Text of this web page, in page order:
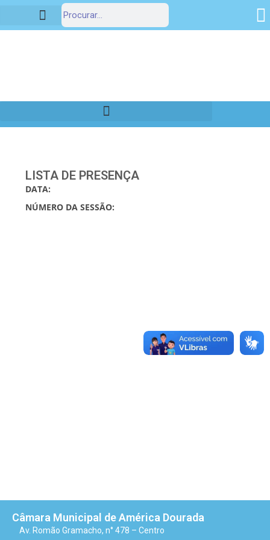
LISTA DE PRESENÇA
DATA:
NÚMERO DA SESSÃO:
Câmara Municipal de América Dourada
Av. Romão Gramacho, n° 478 – Centro